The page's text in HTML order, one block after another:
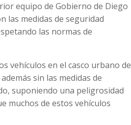
equipo de Gobierno de Diego
las medidas de seguridad
las normas de
vehículos en el casco urbano de
sin las medidas de
suponiendo una peligrosidad
muchos de estos vehículos